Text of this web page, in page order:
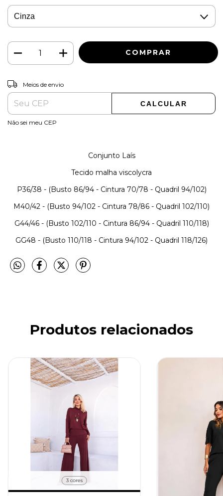
Entregas para o CEP:
Meios de envio
CALCULAR
Não sei meu CEP
Conjunto Laís
Tecido malha viscolycra
P36/38 - (Busto 86/94 - Cintura 70/78 - Quadril 94/102)
M40/42 - (Busto 94/102 - Cintura 78/86 - Quadril 102/110)
G44/46 - (Busto 102/110 - Cintura 86/94 - Quadril 110/118)
GG48 - (Busto 110/118 - Cintura 94/102 - Quadril 118/126)
Produtos relacionados
3 cores